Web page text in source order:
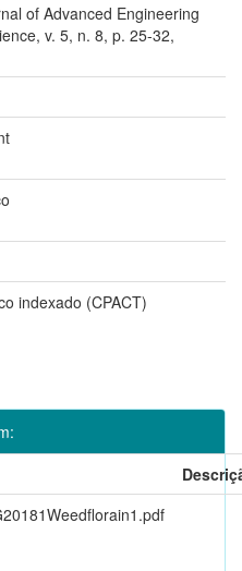
of Advanced Engineering
v. 5, n. 8, p. 25-32,
indexado (CPACT)